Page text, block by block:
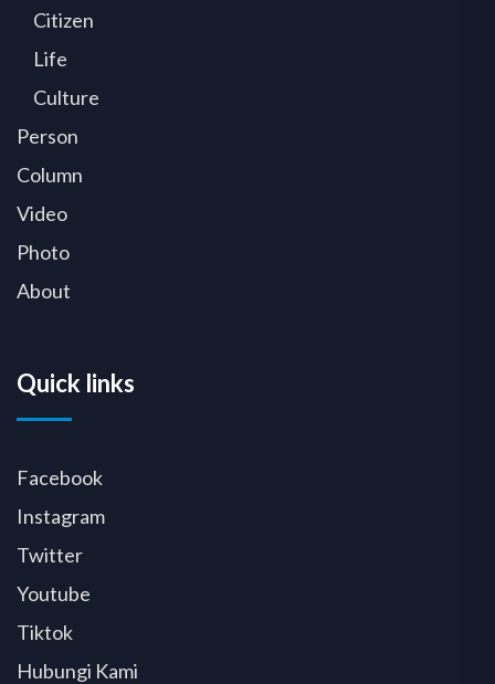
Citizen
Life
Culture
Person
Column
Video
Photo
About
Quick links
Facebook
Instagram
Twitter
Youtube
Tiktok
Hubungi Kami